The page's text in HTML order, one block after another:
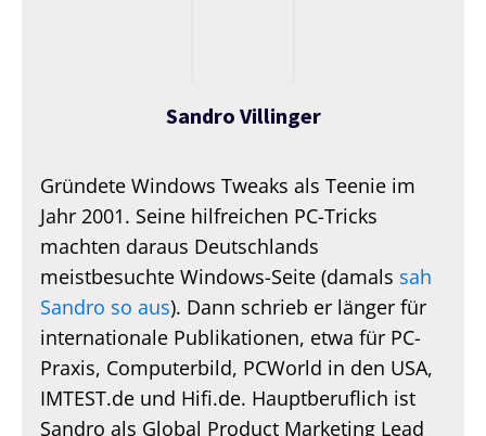
Sandro Villinger
Gründete Windows Tweaks als Teenie im
Jahr 2001. Seine hilfreichen PC-Tricks
machten daraus Deutschlands
meistbesuchte Windows-Seite (damals sah
Sandro so aus). Dann schrieb er länger für
internationale Publikationen, etwa für PC-
Praxis, Computerbild, PCWorld in den USA,
IMTEST.de und Hifi.de. Hauptberuflich ist
Sandro als Global Product Marketing Lead